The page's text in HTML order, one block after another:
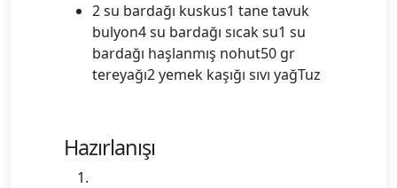
2 su bardağı kuskus1 tane tavuk
bulyon4 su bardağı sıcak su1 su
bardağı haşlanmış nohut50 gr
tereyağı2 yemek kaşığı sıvı yağTuz
Hazırlanışı